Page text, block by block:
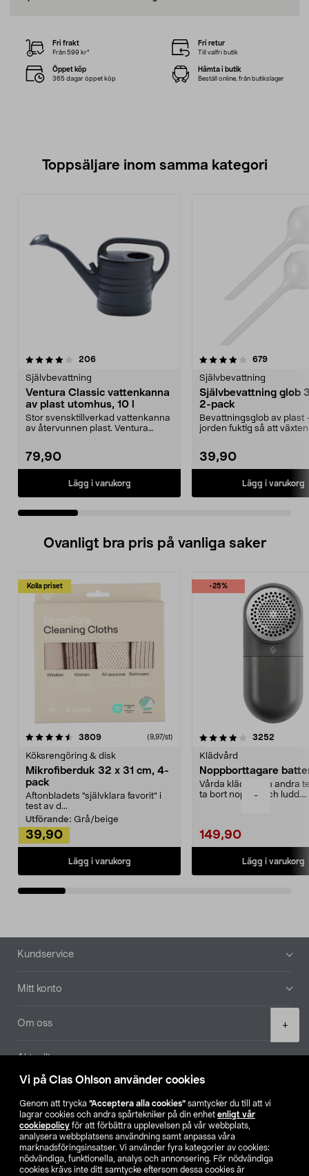
Vi på Clas Ohlson använder cookies
Genom att trycka ”Acceptera alla cookies” samtycker du till att vi
lagrar cookies och andra spårtekniker på din enhet enligt vår
cookiepolicy för att förbättra upplevelsen på vår webbplats,
analysera webbplatsens användning samt anpassa våra
marknadsföringsinsatser. Vi använder fyra kategorier av cookies:
nödvändiga, funktionella, analys och annonsering. För nödvändiga
cookies krävs inte ditt samtycke eftersom dessa cookies är
-
+
Fri frakt
Från 599 kr*
Fri retur
Till valfri butik
Öppet köp
365 dagar öppet köp
Hämta i butik
Beställ online, från butikslager
Toppsäljare inom samma kategori
206recensioner
Självbevattning
Ventura Classic vattenkanna
av plast utomhus, 10 l
Stor svensktillverkad vattenkanna
av återvunnen plast. Ventura
79,90
Lägg i varukorg
4.0 av 5 stjärnor 679
Självbevattning
Självbevattning glob
2-pack
Bevattningsglob av plast
jorden fuktig så att
39,90
Lägg i varukorg
4.5 av 5 stjärnor
Ovanligt bra pris på vanliga saker
Kolla priset
3809recensioner (9,97/st)
Köksrengöring & disk
Mikrofiberduk 32 x 31 cm, 4-
pack
Aftonbladets "självklara favorit” i
test av d...
Utförande: Grå/beige
39,90
Lägg i varukorg
-25%
4.0av 5 stjärnor 3252
Klädvård
Noppborttagare
Vårda kläder och andra
ta bort noppor och ludd.
149,90
Lägg i varukorg
4.5av 5 stjärnor
Sidfot
Kundservice
Mitt konto
Om oss
Aktuellt
Hitta butik
SE NO FI